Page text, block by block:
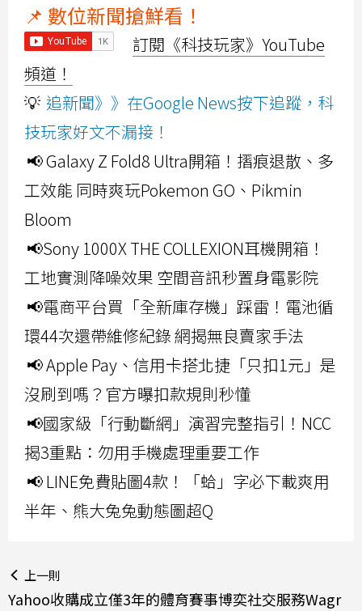
📌 數位新聞搶鮮看！
訂閱《科技玩家》YouTube
頻道！
💡 追新聞》》在Google News按下追蹤，科
技玩家好文不漏接！
📢 Galaxy Z Fold8 Ultra開箱！摺痕退散、多
工效能 同時爽玩Pokemon GO、Pikmin
Bloom
📢Sony 1000X THE COLLEXION耳機開箱！
工地實測降噪效果 空間音訊秒置身電影院
📢電商平台買「全新庫存機」踩雷！電池循
環44次還帶維修紀錄 網揭無良賣家手法
📢 Apple Pay、信用卡搭北捷「只扣1元」是
沒刷到嗎？官方曝扣款規則秒懂
📢國家級「行動斷網」演習完整指引！NCC
揭3重點：勿用手機處理重要工作
📢 LINE免費貼圖4款！「蛤」字必下載爽用
半年、熊大兔兔動態圖超Q
上一則
Yahoo收購成立僅3年的體育賽事博奕社交服務Wagr